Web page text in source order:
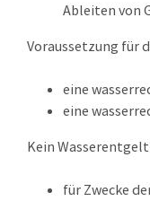
Ableiten von
Voraussetzung für
eine
eine
Kein
für Zwecke